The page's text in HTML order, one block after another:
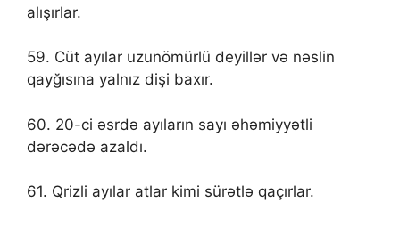
alışırlar.
59. Cüt ayılar uzunömürlü deyillər və nəslin
qayğısına yalnız dişi baxır.
60. 20-ci əsrdə ayıların sayı əhəmiyyətli
dərəcədə azaldı.
61. Qrizli ayılar atlar kimi sürətlə qaçırlar.